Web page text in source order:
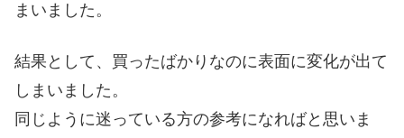
まいました。
結果として、買ったばかりなのに表面に変化が出て
しまいました。
同じように迷っている方の参考になればと思いま